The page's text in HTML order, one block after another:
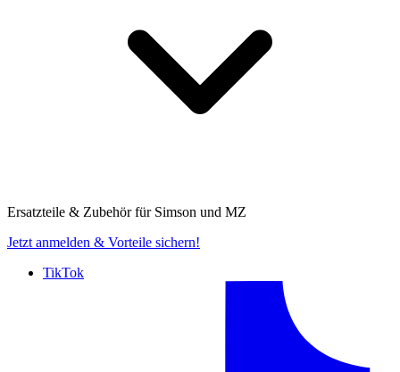
Ersatzteile & Zubehör für Simson und MZ
Jetzt anmelden & Vorteile sichern!
TikTok